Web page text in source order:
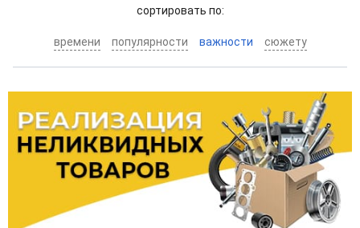
cортировать по:
времени популярности важности сюжету